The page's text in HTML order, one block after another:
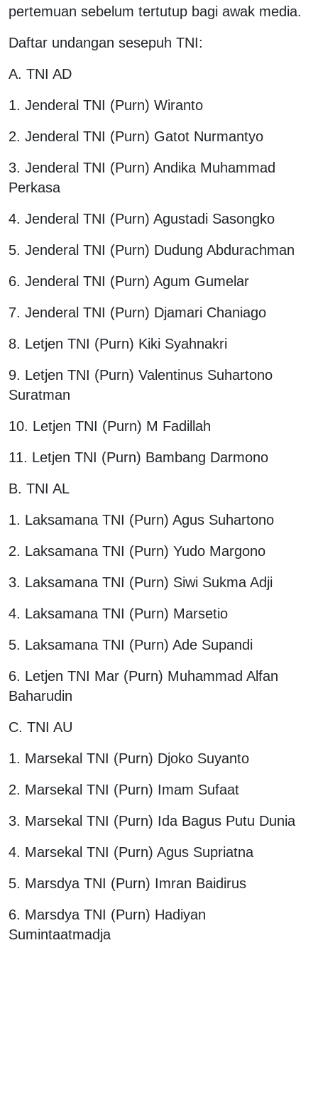
pertemuan sebelum tertutup bagi awak media.
Daftar undangan sesepuh TNI:
A. TNI AD
1. Jenderal TNI (Purn) Wiranto
2. ⁠Jenderal TNI (Purn) Gatot Nurmantyo
3. ⁠Jenderal TNI (Purn) Andika Muhammad
Perkasa
4. ⁠Jenderal TNI (Purn) Agustadi Sasongko
5. ⁠Jenderal TNI (Purn) Dudung Abdurachman
6. ⁠Jenderal TNI (Purn) Agum Gumelar
7. Jenderal TNI (Purn) Djamari Chaniago
8. ⁠Letjen TNI (Purn) Kiki Syahnakri
9. ⁠Letjen TNI (Purn) Valentinus Suhartono
Suratman
10. ⁠Letjen TNI (Purn) M Fadillah
11. Letjen TNI (Purn) Bambang Darmono
B. TNI AL
1. Laksamana TNI (Purn) Agus Suhartono
2. ⁠Laksamana TNI (Purn) Yudo Margono
3. ⁠Laksamana TNI (Purn) Siwi Sukma Adji
4. ⁠Laksamana TNI (Purn) Marsetio
5. ⁠Laksamana TNI (Purn) Ade Supandi
6. ⁠Letjen TNI Mar (Purn) Muhammad Alfan
Baharudin
C. TNI AU
1. Marsekal TNI (Purn) Djoko Suyanto
2. ⁠Marsekal TNI (Purn) Imam Sufaat
3. ⁠Marsekal TNI (Purn) Ida Bagus Putu Dunia
4. ⁠Marsekal TNI (Purn) Agus Supriatna
5. ⁠Marsdya TNI (Purn) Imran Baidirus
6. ⁠Marsdya TNI (Purn) Hadiyan
Sumintaatmadja